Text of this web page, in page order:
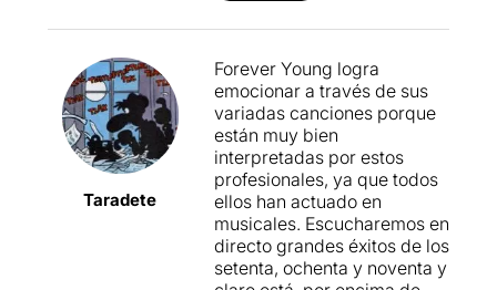
Taradete
Forever Young logra
emocionar a través de sus
variadas canciones porque
están muy bien
interpretadas por estos
profesionales, ya que todos
ellos han actuado en
musicales. Escucharemos en
directo grandes éxitos de los
setenta, ochenta y noventa y